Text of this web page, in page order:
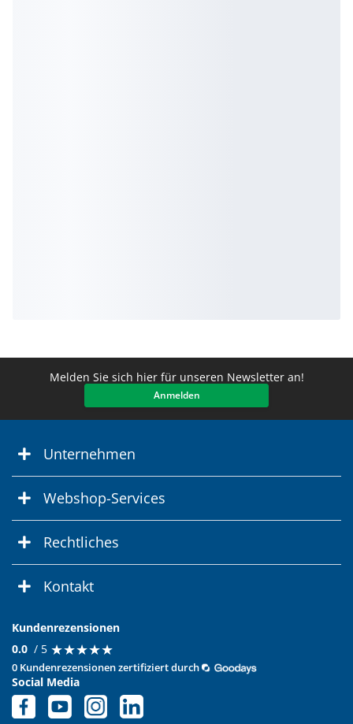
Melden Sie sich hier für unseren Newsletter an!
Anmelden
Unternehmen
Webshop-Services
Rechtliches
Kontakt
Kundenrezensionen
0.0 / 5 ★★★★★
★★★★★
0 Kundenrezensionen zertifiziert durch
Social Media